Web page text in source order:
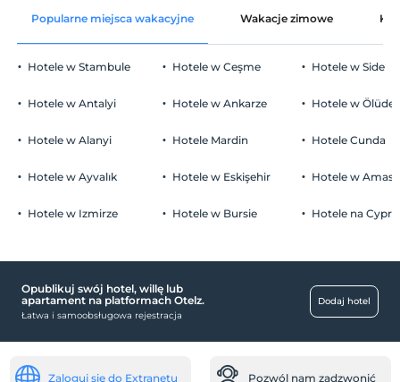
Części wspólne i wszystkie pokoje
Parking
wolny Parking publiczny
zajęcia
Bezpłatny
Wymeldować się
Przed 11:00
Zwierzęta
Niemowlęta do wieku do 2 są bezpłatne.
Popularne miejsca wakacyjne Wakacje zimowe
Hotele w Stambule
Hotele w Antalyi
Hotele w Alanyi
Hotele w Ayvalık
Hotele w Izmirze
Hotele w Ceşme
Hotele w Ankarze
Hotele Mardin
Hotele w Eskişehir
Hotele w Bursie
Hotele w Side
Hotele w
Hotele Cunda
Hotele w
Hotele na
Opublikuj swój hotel, willę lub
apartament na platformach Otelz.
Łatwa i samoobsługowa rejestracja
Dodaj hotel
Zaloguj się do Extranetu Pozwól nam zadzwonić